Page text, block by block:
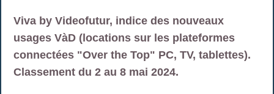
Viva by Videofutur, indice des nouveaux
usages VàD (locations sur les plateformes
connectées "Over the Top" PC, TV, tablettes).
Classement du 2 au 8 mai 2024.